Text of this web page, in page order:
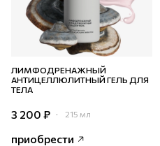
ЛИМФОДРЕНАЖНЫЙ
АНТИЦЕЛЛЮЛИТНЫЙ ГЕЛЬ ДЛЯ
ТЕЛА
3 200 ₽ 215 мл
приобрести